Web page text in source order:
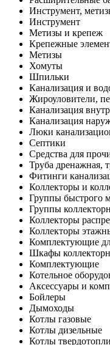
Инструмент,
Инструмент
Метизы и крепеж
Крепежные
Метизы
Хомуты
Шпильки
Канализация и
Жироуловители,
Канализация
Канализация
Люки
Септики
Средства для
Труба дренажная,
Фитинги
Коллекторы и
Группы быстрого
Группы
Коллекторы
Коллекторы
Комплектующие
Шкафы
Комплектующие
Котельное
Аксессуары и
Бойлеры
Дымоходы
Котлы газовые
Котлы дизельные
Котлы